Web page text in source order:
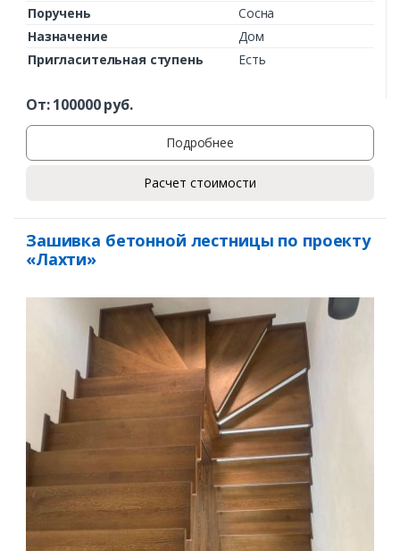
Поручень
Сосна
Назначение
Дом
Пригласительная ступень
Есть
От:100000руб.
Подробнее
Расчет стоимости
Зашивка бетонной лестницы по проекту
«Лахти»